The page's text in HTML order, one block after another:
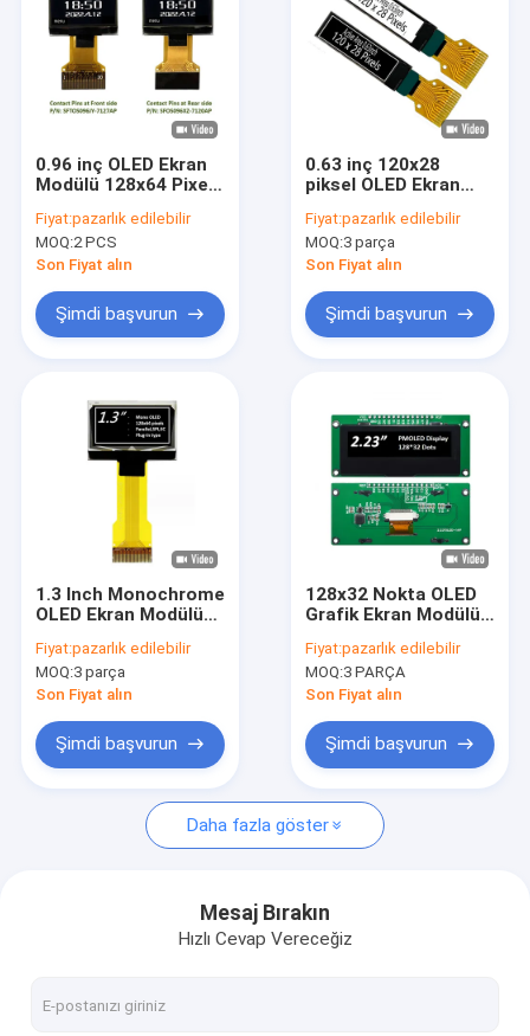
Ürün
Hakkımızda
Fabrika Turu
Haberler
Davalar
TFT LCD ekran
PCAP TFT Ekran
0.96 inç OLED Ekran
Modülü 128x64 Pixel
In Bağlantısı
Fiyat:pazarlık edilebilir
MOQ:2 PCS
Son Fiyat alın
Şimdi başvurun
0.63 inç 120x28
piksel OLED Ekran
Monokrom Beyaz
Renk
Fiyat:pazarlık edilebilir
MOQ:3 parça
Son Fiyat alın
Şimdi başvurun
1.3 Inch Monochrome
OLED Ekran Modülü
Beyaz/Mavi İsteğe
bağlı
Fiyat:pazarlık edilebilir
MOQ:3 parça
Son Fiyat alın
Şimdi başvurun
128x32 Nokta OLED
Grafik Ekran Modülü
Fiyat:pazarlık edilebilir
MOQ:3 PARÇA
Son Fiyat alın
Şimdi başvurun
Daha fazla göster
Mesaj Bırakın
Hızlı Cevap Vereceğiz